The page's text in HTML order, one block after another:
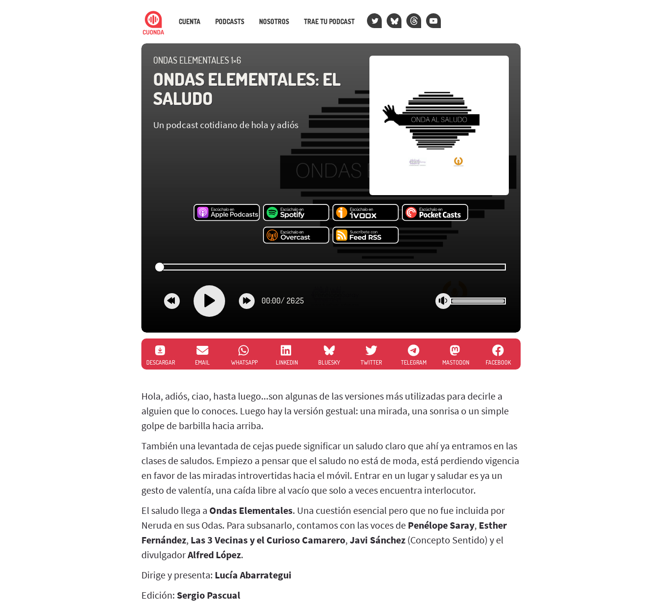
CUENTA PODCASTS NOSOTROS TRAE TU PODCAST
ONDAS ELEMENTALES 1×6
ONDAS ELEMENTALES: EL
SALUDO
Un podcast cotidiano de hola y adiós
00:00/ 26:25
DESCARGAR EMAIL WHATSAPP LINKEDIN BLUESKY TWITTER TELEGRAM MASTODON FACEBOOK
Hola, adiós, ciao, hasta luego...son algunas de las versiones más utilizadas para decirle a
alguien que lo conoces. Luego hay la versión gestual: una mirada, una sonrisa o un simple
golpe de barbilla hacia arriba.
También una levantada de cejas puede significar un saludo claro que ahí ya entramos en las
clases de saludos. Empiezo a pensar que el saludo no está de moda, está perdiendo vigencia
en favor de las miradas introvertidas hacia el móvil. Entrar en un lugar y saludar es ya un
gesto de valentía, una caída libre al vacío que solo a veces encuentra interlocutor.
El saludo llega a Ondas Elementales. Una cuestión esencial pero que no fue incluida por
Neruda en sus Odas. Para subsanarlo, contamos con las voces de Penélope Saray, Esther
Fernández, Las 3 Vecinas y el Curioso Camarero, Javi Sánchez (Concepto Sentido) y el
divulgadorAlfred López.
Dirige y presenta: Lucía Abarrategui
Edición: Sergio Pascual